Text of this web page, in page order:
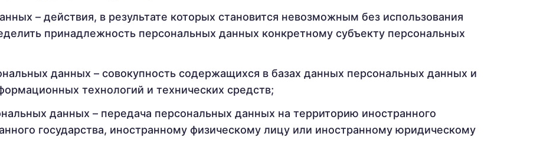
– действия, в результате которых становится невозможным без использования
принадлежность персональных данных конкретному субъекту персональных
данных – совокупность содержащихся в базах данных персональных данных и
технологий и технических средств;
данных – передача персональных данных на территорию иностранного
государства, иностранному физическому лицу или иностранному юридическому